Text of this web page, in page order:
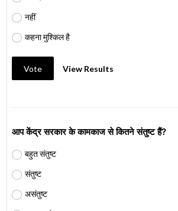
नहीं
कहना मुश्किल है
Vote View Results
आप केंद्र सरकार के कामकाज से कितने संतुष्ट हैं?
बहुत संतुष्ट
संतुष्ट
असंतुष्ट